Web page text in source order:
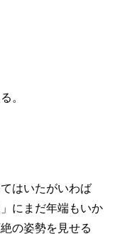
。
はいたがいわば
にまだ年端もいか
の姿勢を見せる